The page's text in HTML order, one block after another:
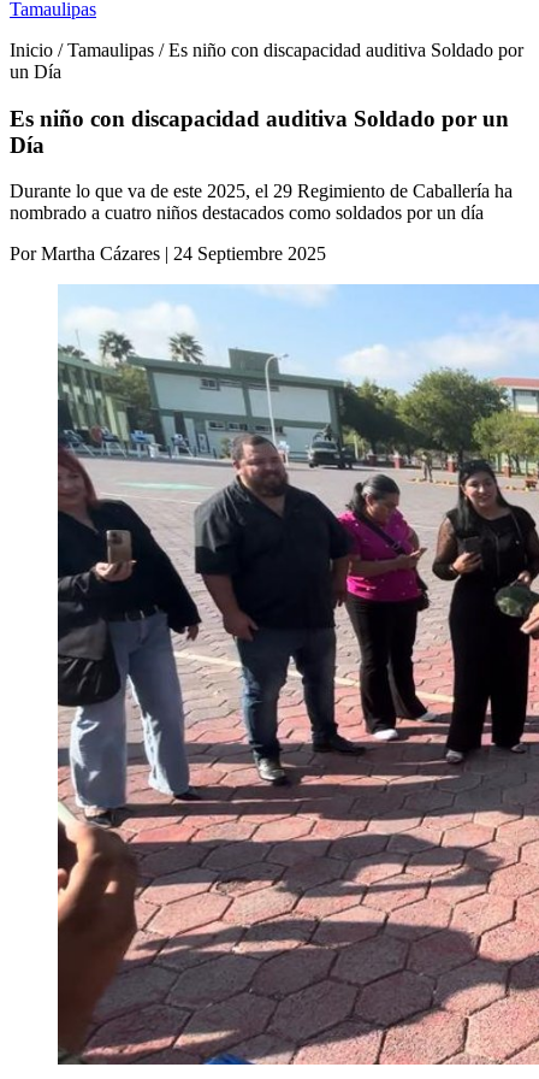
Tamaulipas
Inicio / Tamaulipas / Es niño con discapacidad auditiva Soldado por
un Día
Es niño con discapacidad auditiva Soldado por un
Día
Durante lo que va de este 2025, el 29 Regimiento de Caballería ha
nombrado a cuatro niños destacados como soldados por un día
Por Martha Cázares | 24 Septiembre 2025